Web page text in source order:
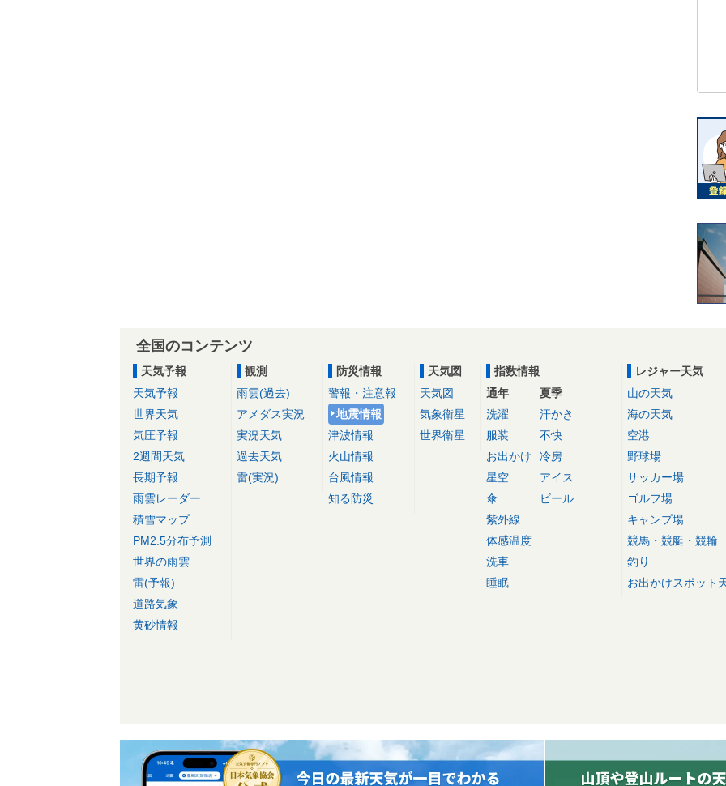
全国のコンテンツ
天気予報
天気予報
世界天気
気圧予報
2週間天気
長期予報
雨雲レーダー
積雪マップ
PM2.5分布予測
世界の雨雲
雷(予報)
道路気象
黄砂情報
観測
雨雲(過去)
アメダス実況
実況天気
過去天気
雷(実況)
防災情報
警報・注意報
地震情報
津波情報
火山情報
台風情報
知る防災
天気図
天気図
気象衛星
世界衛星
指数情報
通年
洗濯
服装
お出かけ
星空
傘
紫外線
体感温度
洗車
睡眠
夏季
汗かき
不快
冷房
アイス
ビール
レジャー天気
山の天気
海の天気
空港
野球場
サッカー場
ゴルフ場
キャンプ場
競馬・競艇・競輪
釣り
お出かけスポット